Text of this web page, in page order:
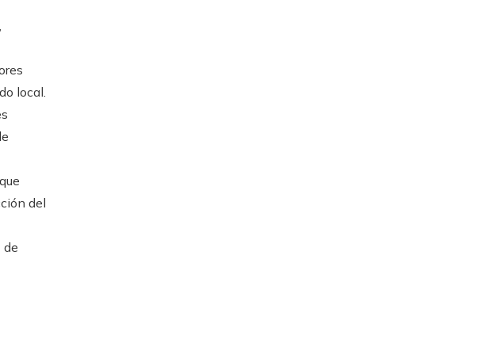
local.
del
de